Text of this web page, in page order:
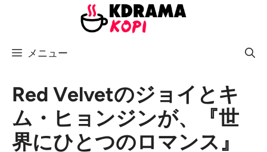
メニュー
Red Velvetのジョイとキ
ム・ヒョンジンが、『世
界にひとつのロマンス』